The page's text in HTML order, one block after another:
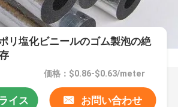
リ塩化ビニールのゴム製泡の絶
価格：$0.86-$0.63/meter
イス お問い合わせ